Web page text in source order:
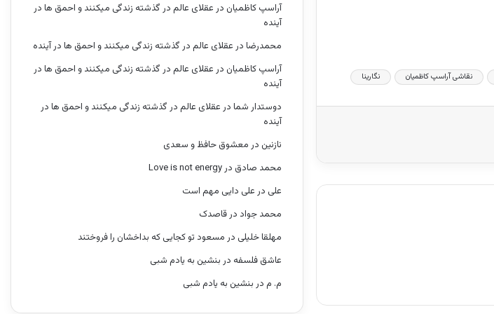
پایین
نقاشی آراسپ کاظمیان نگارینا
آراسپ کاظمیان در عقلای عالم در گذشته زندگی میکنند و احمق ها در
آینده
محمدرضا در عقلای عالم در گذشته زندگی میکنند و احمق ها در آینده
آراسپ کاظمیان در عقلای عالم در گذشته زندگی میکنند و احمق ها در
آینده
دوستدار شما در عقلای عالم در گذشته زندگی میکنند و احمق ها در
آینده
نازنین در معشوق حافظ و سعدی
محمد صادق درLove is not energy
علی در علی دایی مهم است
محمد جواد درقاصدک
مهلقا خلیلی در مسعود تو کجایی که بداخشان را فروختند
عاشق فلسفه در بنشین به یادم شبی
م. م در بنشین به یادم شبی